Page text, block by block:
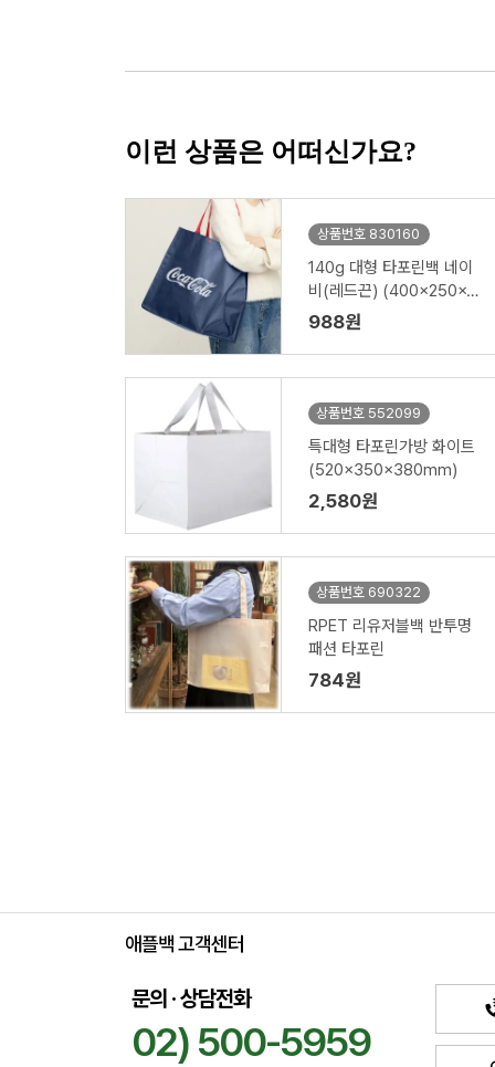
이런 상품은 어떠신가요?
상품번호 830160
140g 대형 타포린백 네이
비(레드끈) (400x250x4
00mm)
988원
상품번호 552099
특대형 타포린가방 화이트
(520x350x380mm)
2,580원
상품번호 690322
RPET 리유저블백 반투명
패션 타포린
784원
애플백 고객센터
문의 · 상담전화
02) 500-5959